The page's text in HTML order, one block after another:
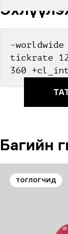
-
tickrate
360
Багийн
ТОГЛОГЧИД